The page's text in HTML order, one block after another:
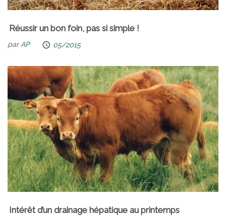
Réussir un bon foin, pas si simple !
parAP 05/2015
Intérêt d’un drainage hépatique au printemps